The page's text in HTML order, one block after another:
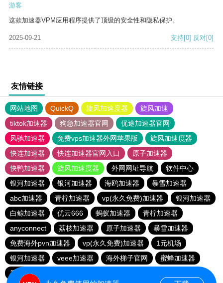
游客
这款加速器VPM应用程序提供了顶级的安全性和隐私保护。
2025-09-21 支持[0] 反对[0]
友情链接
网站地图 QuickQ 旋风加速度器
旋风加速
tiktok加速器
狗急加速器官网
优途加速器官网
风驰加速器
免费vps加速器外网苹果版
旋风加速度器
快连加速器
快连加速器官网入口
原子加速器
快鸭加速器
旋风加速度器 外网网址导航
软件中心
银河加速器
银河加速器 海鸥加速器
暴雪加速器
abc加速器
青柠加速器 vp(永久免费)加速器
银河加速器
白鲸加速器
优云666 蚂蚁加速器
青柠加速器
anyconnect
荔枝加速器 原子加速器
暴雪加速器
免费海外pvn加速器
vp(永久免费)加速器
1元机场
银河加速器
veee加速器 海外梯子官网
蜜蜂加速器
番石榴加速器